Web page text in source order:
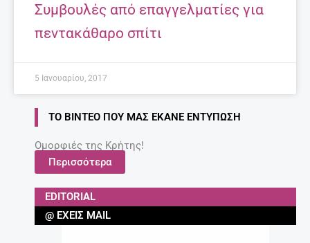
Συμβουλές από επαγγελματίες για
πεντακάθαρο σπίτι
5 Ιανουαρίου, 2017
ΤΟ ΒΊΝΤΕΟ ΠΟΥ ΜΑΣ ΈΚΑΝΕ ΕΝΤΎΠΩΣΗ
Ομορφιές της Κρήτης!
Περισσότερα
EDITORIAL
@ ΈΧΕΙΣ MAIL